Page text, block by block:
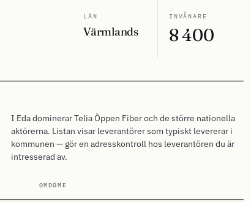
LÄN
Värmlands
INVÅNARE
8 400
I Eda dominerar Telia Öppen Fiber och de större nationella
aktörerna. Listan visar leverantörer som typiskt levererar i
kommunen — gör en adresskontroll hos leverantören du är
intresserad av.
OMDÖME